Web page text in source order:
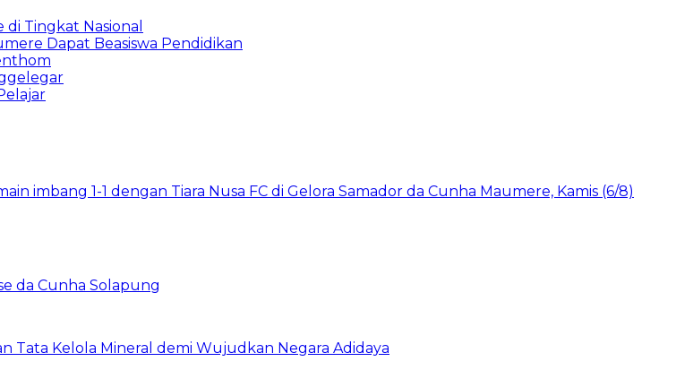
Tingkat Nasional
Dapat Beasiswa Pendidikan
Tata Kelola Mineral demi Wujudkan Negara Adidaya